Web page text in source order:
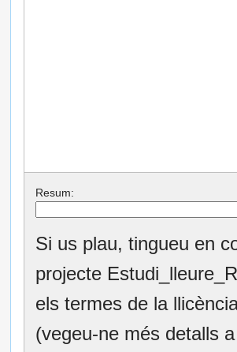
Resum:
Si us plau, tingueu en
projecte
els termes de la
(vegeu-ne més detalls